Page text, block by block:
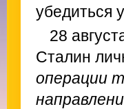
убедиться
28
Сталин
операции